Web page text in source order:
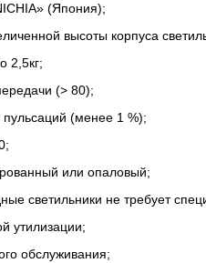
(Япония);
высоты корпуса
2,5кг;
(> 80);
(менее 1 %);
или опаловый;
светильники не требует
утилизации;
обслуживания;